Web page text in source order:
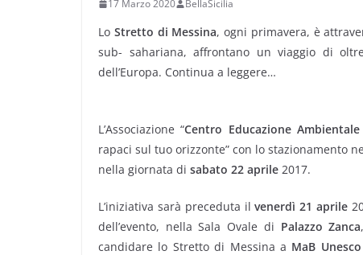
17 Marzo 2020 BellaSicilia
Lo Stretto di Messina, ogni primavera, è
sub- sahariana, affrontano un viaggio di
dell’Europa. Continua a leggere…
L’Associazione “Centro Educazione
rapaci sul tuo orizzonte” con lo stazionamento
nella giornata di sabato 22 aprile 2017.
L’iniziativa sarà preceduta ilvenerdì 21 aprile
dell’evento, nella Sala Ovale di Palazzo Zanca
candidare lo Stretto di Messina a MaB Unesco